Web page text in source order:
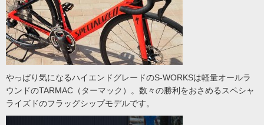
やっぱり気になるハイエンドグレードのS-WORKSは軽量オールラ
ウンドのTARMAC（ターマック）。数々の勝利をおさめるスペシャ
ライズドのフラッグシップモデルです。